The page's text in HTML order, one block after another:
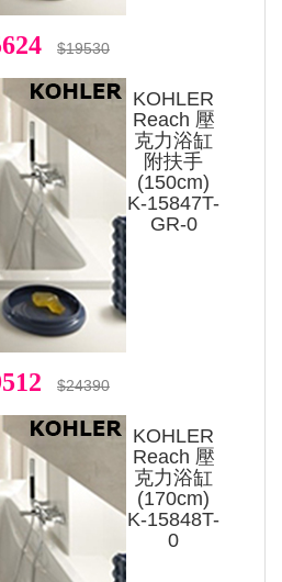
$19530
KOHLER
Reach 壓
克力浴缸
附扶手
(150cm)
K-15847T-
GR-0
$24390
KOHLER
Reach 壓
克力浴缸
(170cm)
K-15848T-
0